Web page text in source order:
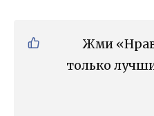
Жми
только